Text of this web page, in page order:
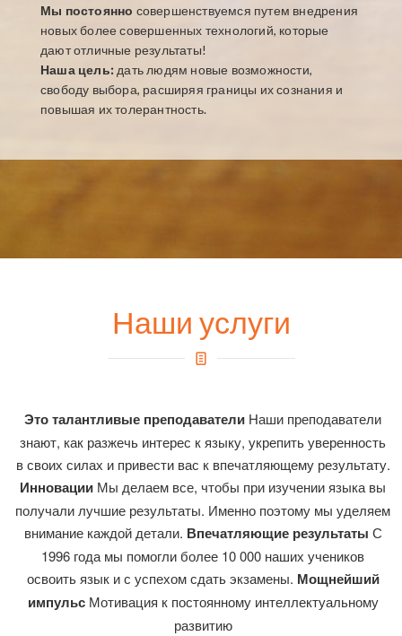
Мы постоянно совершенствуемся путем внедрения
новых более совершенных технологий, которые
дают отличные результаты!
Наша цель: дать людям новые возможности,
свободу выбора, расширяя границы их сознания и
повышая их толерантность.
Наши услуги
Это талантливые преподаватели Наши преподаватели
знают, как разжечь интерес к языку, укрепить уверенность
в своих силах и привести вас к впечатляющему результату.
Инновации Мы делаем все, чтобы при изучении языка вы
получали лучшие результаты. Именно поэтому мы уделяем
внимание каждой детали. Впечатляющие результаты С
1996 года мы помогли более 10 000 наших учеников
освоить язык и с успехом сдать экзамены. Мощнейший
импульсМотивация к постоянному интеллектуальному
развитию